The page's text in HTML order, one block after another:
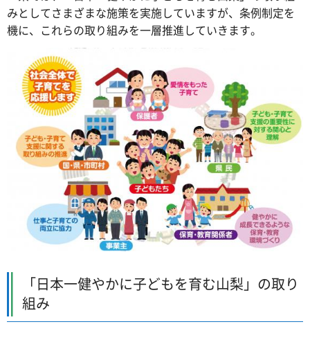
みとしてさまざまな施策を実施していますが、条例制定を
機に、これらの取り組みを一層推進していきます。
「日本一健やかに子どもを育む山梨」の取り
組み